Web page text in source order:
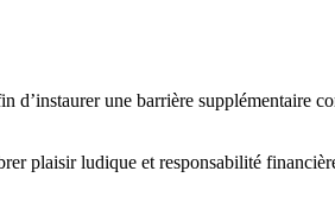
une barrière supplémentaire
plaisir ludique et responsabilité